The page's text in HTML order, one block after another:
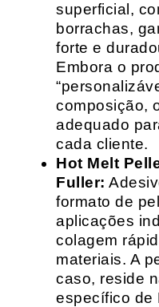
superficial,
borrachas,
forte e
Embora o
composição,
adequado
cada cliente.
Hot Melt
Fuller:
formato de
aplicações
colagem
materiais. A
caso, reside
específico de